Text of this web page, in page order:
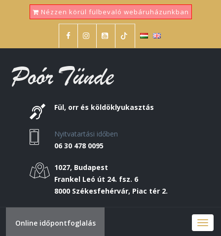
Nézzen körül fülbevaló webáruházunkban
Fül, orr és köldöklyukasztás
Nyitvatartási időben
06 30 478 0095
1027, Budapest
Frankel Leó út 24. fsz. 6
8000 Székesfehérvár, Piac tér 2.
Toggle
Online időpontfoglalás